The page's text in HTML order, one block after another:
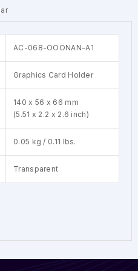
AC-068-OOONAN-A1
Graphics Card Holder
140 x 56 x 66 mm
(5.51 x 2.2 x 2.6 inch)
0.05 kg / 0.11 lbs.
Transparent